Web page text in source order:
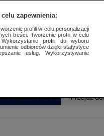
SUBSKRYBUJ Przejdź do
zapewnienia:
profili w celu personalizacji
treści. Tworzenie profili w celu
profili do wyboru
odbiorców dzięki statystyce
usług. Wykorzystywanie